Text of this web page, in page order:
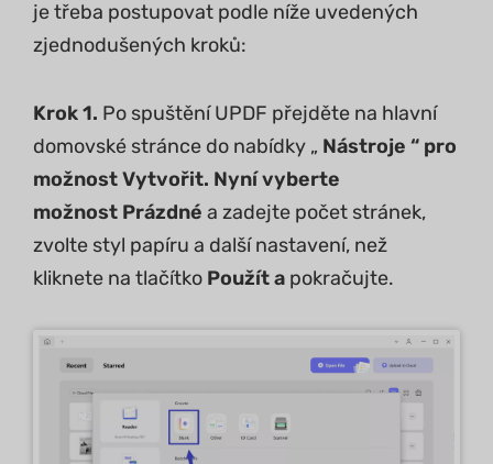
je třeba postupovat podle níže uvedených
zjednodušených kroků:
Krok 1. Po spuštění UPDF přejděte na hlavní
domovské stránce do nabídky „ Nástroje “ pro
možnost Vytvořit. Nyní vyberte
možnost Prázdné a zadejte počet stránek,
zvolte styl papíru a další nastavení, než
kliknete na tlačítko Použít a pokračujte.